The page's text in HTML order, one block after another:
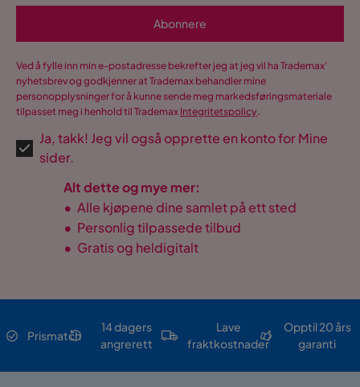
Abonnere
Ved å fylle inn min e-postadresse bekrefter jeg at jeg vil ha Trademax’
nyhetsbrev og godkjenner at Trademax behandler mine
personopplysninger for å kunne sende meg markedsføringsmateriale
tilpasset meg i henhold til Trademax Integritetspolicy.
Ja, takk! Jeg vil også opprette en konto for Mine
sider.
Alt dette og mye mer:
• Alle kjøpene dine samlet på ett sted
• Personlig tilpassede tilbud
• Gratis og heldigitalt
Prismatch
14 dagers
angrerett
Lave
fraktkostnader
Opptil 20 års
garanti